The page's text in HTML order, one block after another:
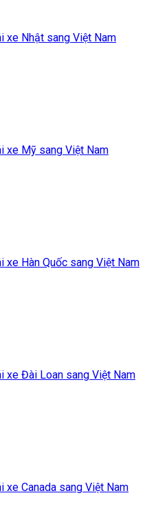
xe Nhật sang Việt Nam
xe Mỹ sang Việt Nam
xe Hàn Quốc sang Việt Nam
xe Đài Loan sang Việt Nam
xe Canada sang Việt Nam